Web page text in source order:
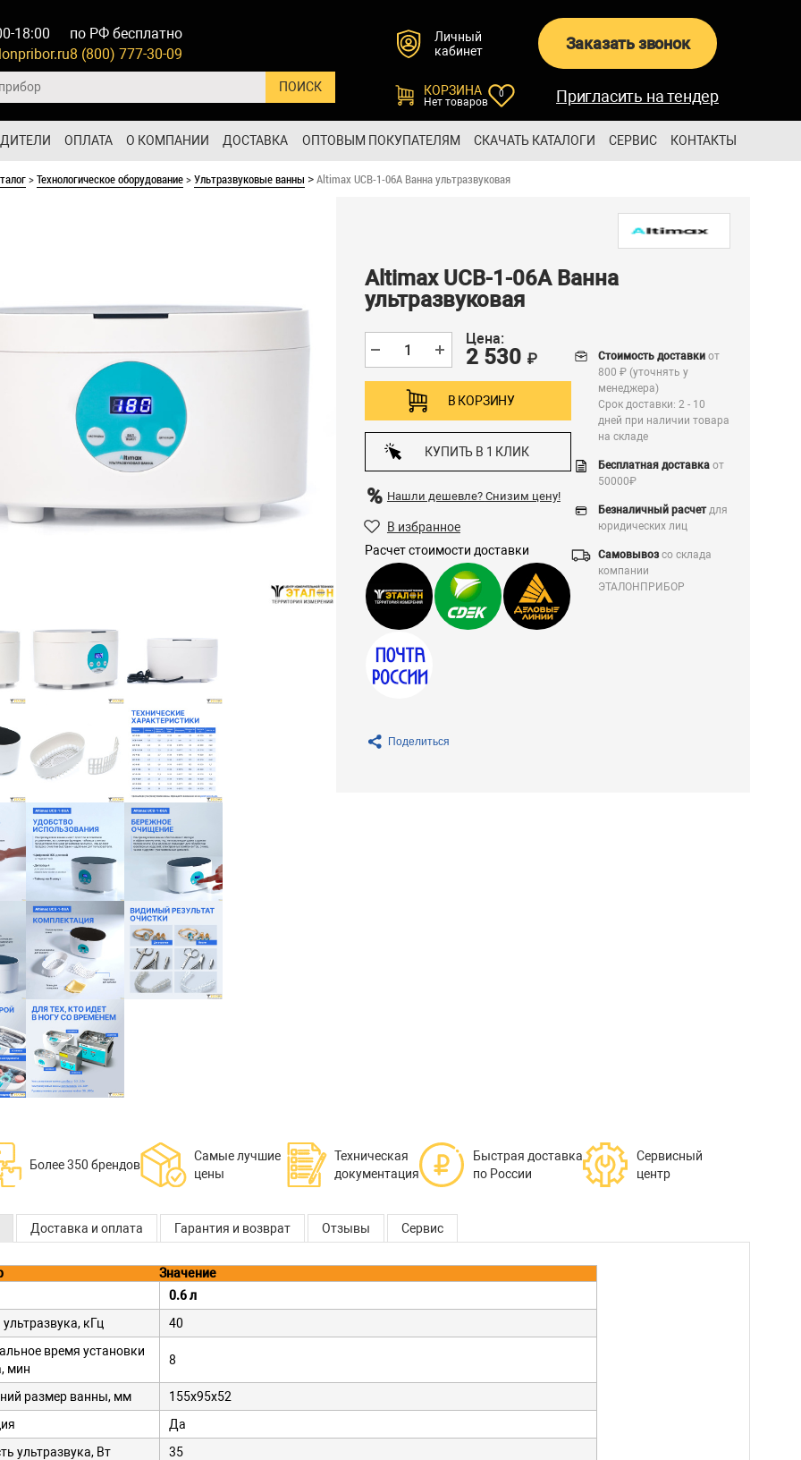
18:00
по РФ бесплатно
8 (800) 777-30-09
Личный
кабинет
Заказать звонок
КОРЗИНА
Нет товаров
0 Пригласить на тендер
ОПЛАТА О КОМПАНИИ ДОСТАВКА ОПТОВЫМ ПОКУПАТЕЛЯМ СКАЧАТЬ КАТАЛОГИ СЕРВИС КОНТАКТЫ
>Технологическое оборудование>Ультразвуковые ванны >Altimax UCB-1-06A Ванна ультразвуковая
Altimax UCB-1-06A Ванна
ультразвуковая
Цена:
2 530 ₽
В КОРЗИНУ
КУПИТЬ В 1 КЛИК
Нашли дешевле? Снизим цену!
В избранное
Расчет стоимости доставки
Стоимость доставкиот
800 ₽ (уточнять у
менеджера)
Срок доставки: 2 - 10
дней при наличии товара
на складе
Бесплатная доставкаот
50000₽
Безналичный расчетдля
юридических лиц
Самовывозсо склада
компании
ЭТАЛОНПРИБОР
Поделиться
Более 350 брендов
Самые лучшие
цены
Техническая
документация
Быстрая доставка
по России
Сервисный
центр
Доставка и оплата Гарантия и возврат Отзывы Сервис
Значение
0.6 л
кГц
40
время установки
мин
8
размер ванны, мм
155x95x52
Да
ультразвука, Вт
35